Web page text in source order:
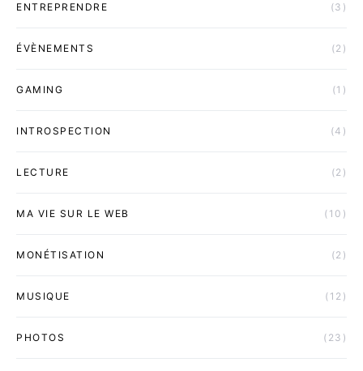
ENTREPRENDRE (3)
ÉVÈNEMENTS (2)
GAMING (1)
INTROSPECTION (4)
LECTURE (2)
MA VIE SUR LE WEB (10)
MONÉTISATION (2)
MUSIQUE (12)
PHOTOS (23)